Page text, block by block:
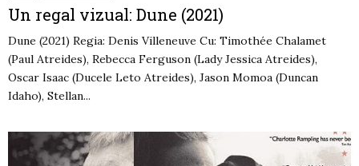
Un regal vizual: Dune (2021)
Dune (2021) Regia: Denis Villeneuve Cu: Timothée Chalamet
(Paul Atreides), Rebecca Ferguson (Lady Jessica Atreides),
Oscar Isaac (Ducele Leto Atreides), Jason Momoa (Duncan
Idaho), Stellan...